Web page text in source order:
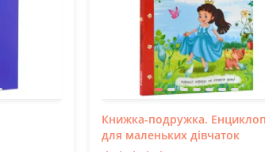
Книжка-подружка.
для маленьких дівчаток